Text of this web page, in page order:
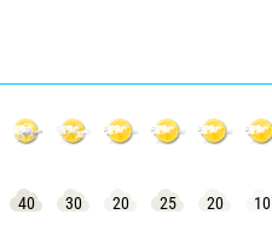
40 30 20 25 20 10